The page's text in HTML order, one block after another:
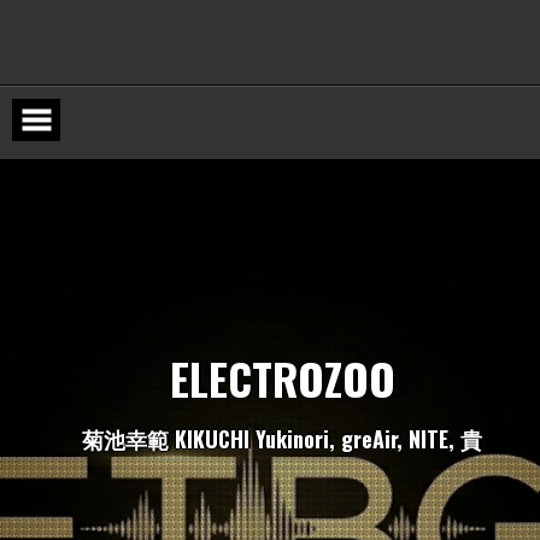
ELECTROZOO
菊池幸範 KIKUCHIYukinori, greAir, NITE, 貴